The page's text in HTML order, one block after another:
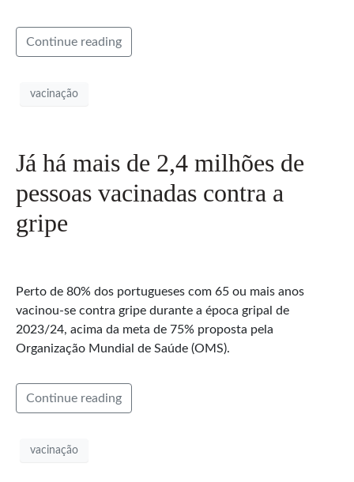
Continue reading
vacinação
Já há mais de 2,4 milhões de
pessoas vacinadas contra a
gripe
Perto de 80% dos portugueses com 65 ou mais anos
vacinou-se contra gripe durante a época gripal de
2023/24, acima da meta de 75% proposta pela
Organização Mundial de Saúde (OMS).
Continue reading
vacinação